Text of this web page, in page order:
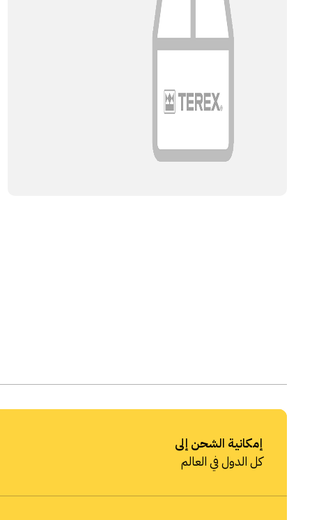
إمكانية الشحن إلى
كل الدول في العالم